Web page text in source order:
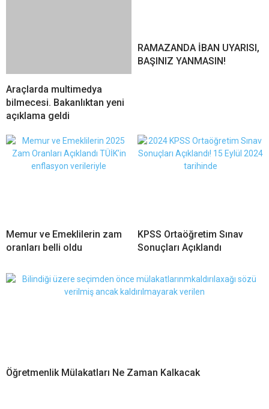
Araçlarda multimedya
bilmecesi. Bakanlıktan yeni
açıklama geldi
RAMAZANDA İBAN UYARISI,
BAŞINIZ YANMASIN!
Memur ve Emeklilerin zam
oranları belli oldu
KPSS Ortaöğretim Sınav
Sonuçları Açıklandı
Öğretmenlik Mülakatları Ne Zaman Kalkacak